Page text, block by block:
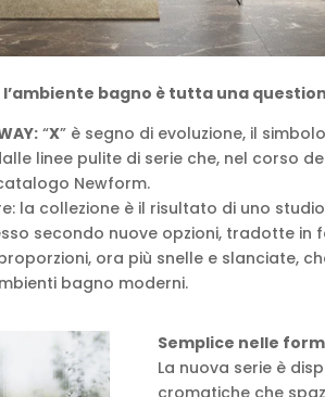
bagno è tutta una
“X” è segno di evoluzione, il
linee pulite di serie che, nel corso
Newform.
la collezione è il risultato di uno
secondo nuove opzioni, tradotte in
ora più snelle e slanciate,
bagno moderni.
Semplice nelle
La nuova serie è
cromatiche che